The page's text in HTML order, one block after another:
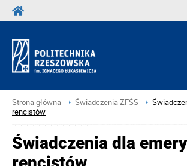
Strona główna Świadczenia ZFŚS
rencistów
Świadczenia dla